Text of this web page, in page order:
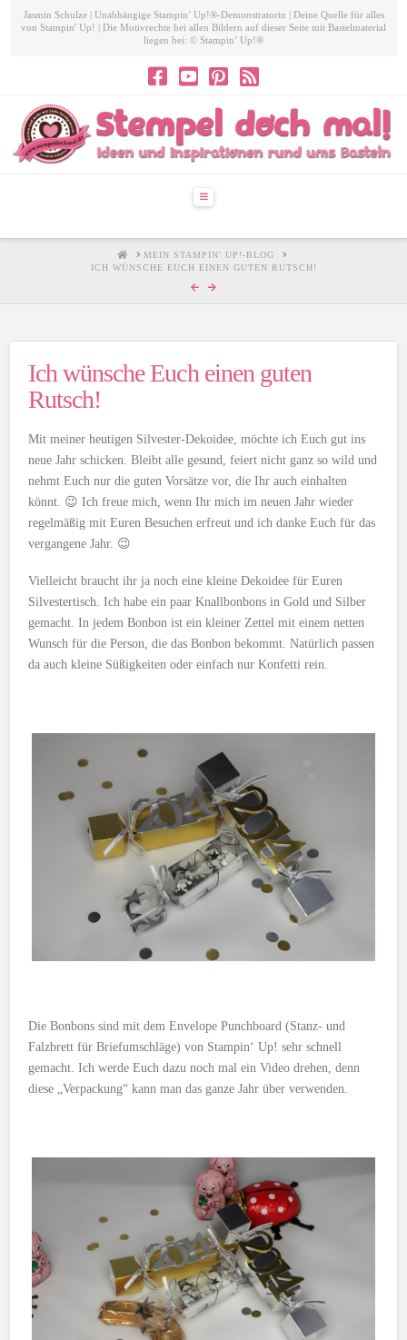
Jasmin Schulze | Unabhängige Stampin’ Up!®-Demonstratorin | Deine Quelle für alles
von Stampin' Up! | Die Motivrechte bei allen Bildern auf dieser Seite mit Bastelmaterial
liegen bei: © Stampin’ Up!®
Navigation
HOMEMEIN STAMPIN' UP!-BLOG
ICH WÜNSCHE EUCH EINEN GUTEN RUTSCH!
Ich wünsche Euch einen guten
Rutsch!
Mit meiner heutigen Silvester-Dekoidee, möchte ich Euch gut ins
neue Jahr schicken. Bleibt alle gesund, feiert nicht ganz so wild und
nehmt Euch nur die guten Vorsätze vor, die Ihr auch einhalten
könnt. 😉 Ich freue mich, wenn Ihr mich im neuen Jahr wieder
regelmäßig mit Euren Besuchen erfreut und ich danke Euch für das
vergangene Jahr. 😉
Vielleicht braucht ihr ja noch eine kleine Dekoidee für Euren
Silvestertisch. Ich habe ein paar Knallbonbons in Gold und Silber
gemacht. In jedem Bonbon ist ein kleiner Zettel mit einem netten
Wunsch für die Person, die das Bonbon bekommt. Natürlich passen
da auch kleine Süßigkeiten oder einfach nur Konfetti rein.
Die Bonbons sind mit dem Envelope Punchboard (Stanz- und
Falzbrett für Briefumschläge) von Stampin‘ Up! sehr schnell
gemacht. Ich werde Euch dazu noch mal ein Video drehen, denn
diese „Verpackung“ kann man das ganze Jahr über verwenden.